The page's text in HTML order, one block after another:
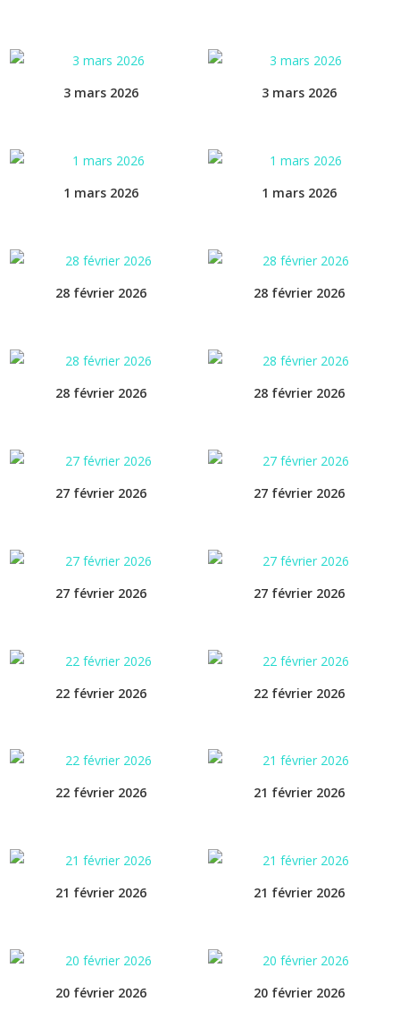
3 mars 2026 3 mars 2026
1 mars 2026 1 mars 2026
28 février 2026 28 février 2026
28 février 2026 28 février 2026
27 février 2026 27 février 2026
27 février 2026 27 février 2026
22 février 2026 22 février 2026
22 février 2026 21 février 2026
21 février 2026 21 février 2026
20 février 2026 20 février 2026